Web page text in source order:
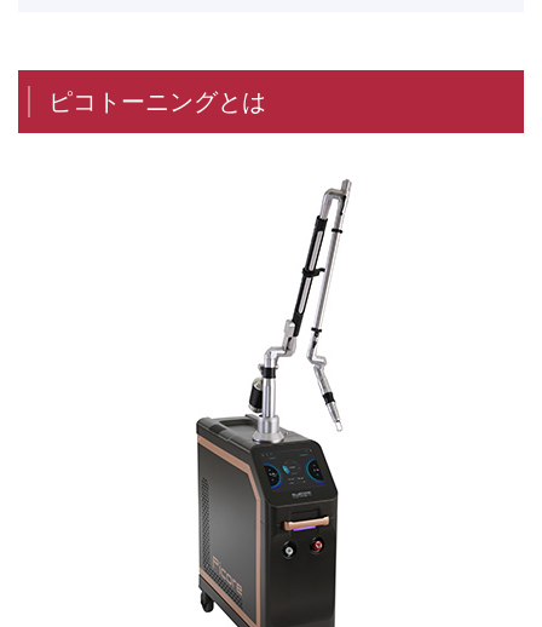
ピコトーニングとは